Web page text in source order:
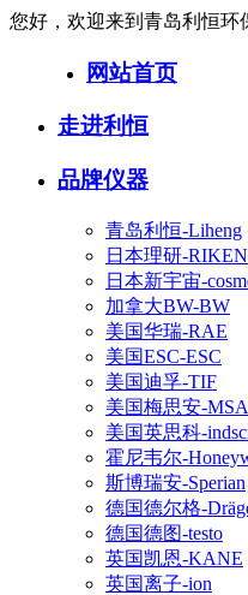
您好，欢迎来到青岛利恒环
网站首页
走进利恒
品牌仪器
青岛利恒-Liheng
日本理研-RIKEN
日本新宇宙-
加拿大BW-BW
美国华瑞-RAE
美国ESC-ESC
美国迪孚-TIF
美国梅思安-MSA
美国英思科-
霍尼韦尔-
斯博瑞安-Sperian
德国德尔格-
德国德图-testo
英国凯恩-KANE
英国离子-ion